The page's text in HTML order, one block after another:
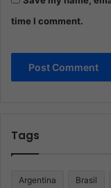
time I comment.
Tags
Argentina Brasil